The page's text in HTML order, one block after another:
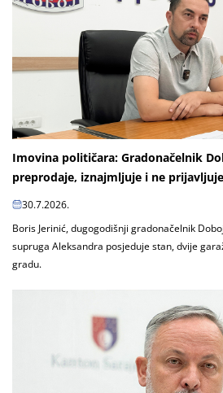
Imovina političara: Gradonačelnik
preprodaje, iznajmljuje i ne
30.7.2026.
Boris Jerinić, dugogodišnji gradonačelnik
supruga Aleksandra posjeduje stan, dvije
gradu.